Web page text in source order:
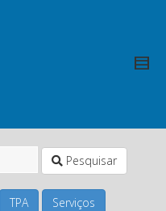
Pesquisar
TPA Serviços